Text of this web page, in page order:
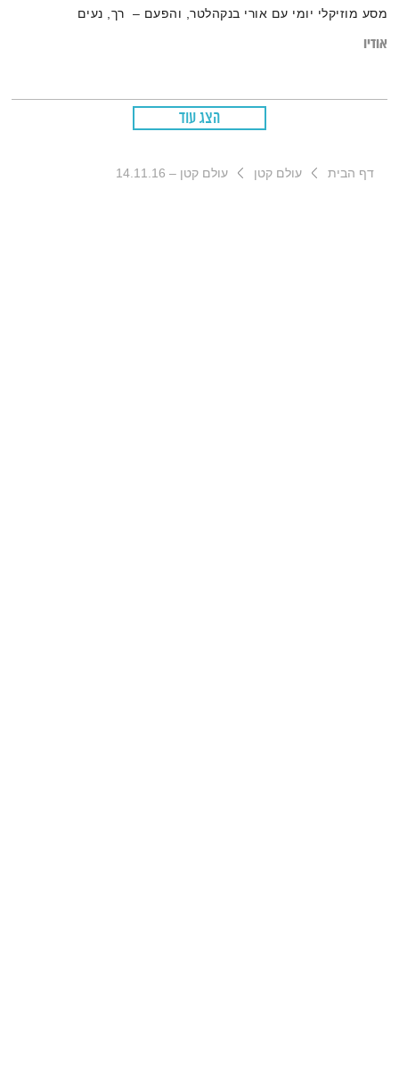
מסע מוזיקלי יומי עם אורי בנקהלטר, והפעם – רך, נעים
אודיו
הצג עוד
דף הבית עולם קטן עולם קטן – 14.11.16